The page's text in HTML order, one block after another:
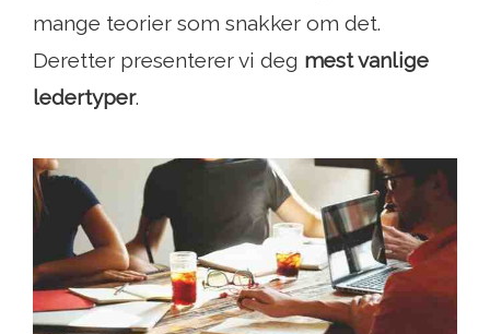
mange teorier som snakker om det.
Deretter presenterer vi deg mest vanlige
ledertyper.